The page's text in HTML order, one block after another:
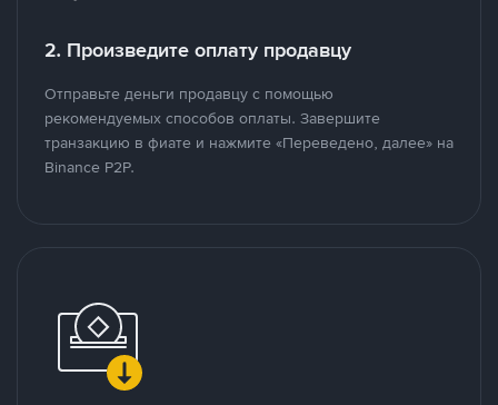
2. Произведите оплату продавцу
Отправьте деньги продавцу с помощью
рекомендуемых способов оплаты. Завершите
транзакцию в фиате и нажмите «Переведено, далее» на
Binance P2P.